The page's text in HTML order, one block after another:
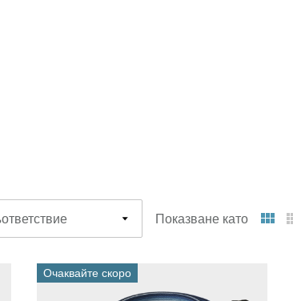
Показване като
Очаквайте скоро